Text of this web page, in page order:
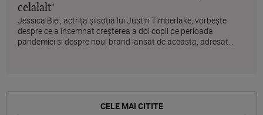
celalalt"
Jessica Biel, actrița și soția lui Justin Timberlake, vorbește
despre ce a însemnat creșterea a doi copii pe perioada
pandemiei și despre noul brand lansat de aceasta, adresat...
CELE MAI CITITE